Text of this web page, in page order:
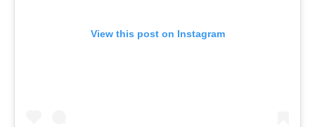
View this post on Instagram